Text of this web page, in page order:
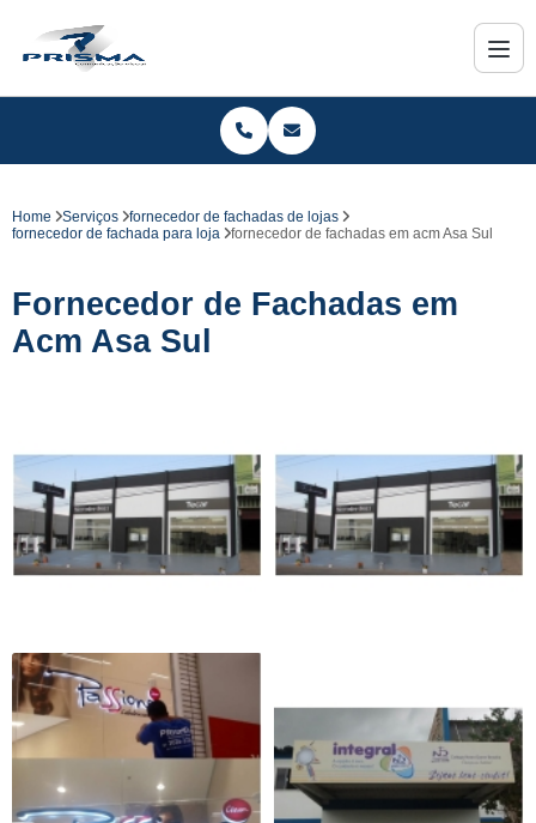
Home Serviços
fornecedor de fachadas de lojas
fornecedor de fachada para loja
fornecedor de fachadas em acm Asa Sul
Fornecedor de Fachadas em
Acm Asa Sul